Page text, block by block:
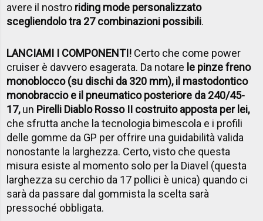
avere il nostro riding mode personalizzato
scegliendolo tra 27 combinazioni possibili.
LANCIAMI I COMPONENTI! Certo che come power
cruiser è davvero esagerata. Da notare le pinze freno
monoblocco (su dischi da 320 mm), il mastodontico
monobraccio e il pneumatico posteriore da 240/45-
17,un Pirelli Diablo Rosso II costruito apposta per lei,
che sfrutta anche la tecnologia bimescola e i profili
delle gomme da GP per offrire una guidabilità valida
nonostante la larghezza. Certo, visto che questa
misura esiste al momento solo per la Diavel (questa
larghezza su cerchio da 17 pollici è unica) quando ci
sarà da passare dal gommista la scelta sarà
pressoché obbligata.